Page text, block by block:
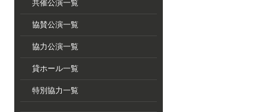
共催公演一覧
協賛公演一覧
協力公演一覧
貸ホール一覧
特別協力一覧